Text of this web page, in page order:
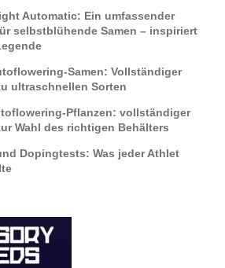
Automatic: Ein umfassender
selbstblühende Samen – inspiriert
Samen: Vollständiger
ultraschnellen Sorten
Pflanzen: vollständiger
Wahl des richtigen Behälters
Dopingtests: Was jeder Athlet